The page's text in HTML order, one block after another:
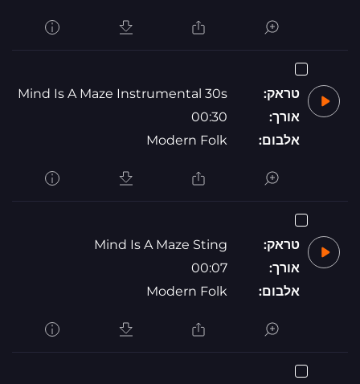
טראק:
Mind Is A Maze Instrumental 30s
אורך:
00:30
אלבום:
Modern Folk
טראק:
Mind Is A Maze Sting
אורך:
00:07
אלבום:
Modern Folk